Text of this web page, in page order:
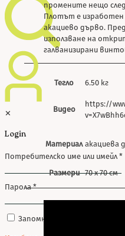
✕
Login
Потребителско име или имейл *
Парола*
Запомняне
промените нещо
Плотът е
акациево дърво.
използване на
галванизирани
Тегло 6.50 кг
Видео
https://
Материал акациева
Размери 70 x 70 см